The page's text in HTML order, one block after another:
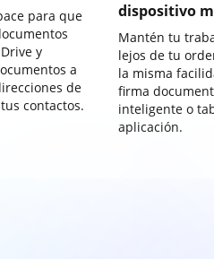
para que
y
a
de
contactos.
dispositivo
Mantén tu
lejos de tu
la misma
firma
inteligente o
aplicación.